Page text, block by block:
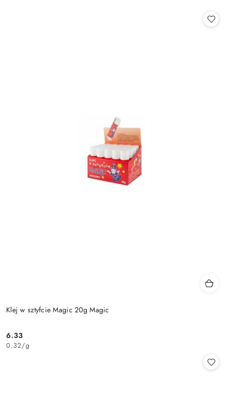
Klej w sztyfcie Magic 20g Magic
Cena:
6.33
0.32/g